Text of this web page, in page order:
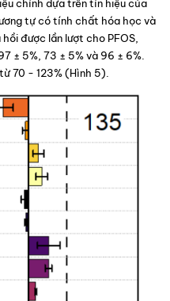
chỉnh dựa trên tín hiệu của
tự có tính chất hóa học và
được lần lượt cho PFOS,
± 5%, 73 ± 5% và 96 ± 6%.
70 - 123% (Hình 5).